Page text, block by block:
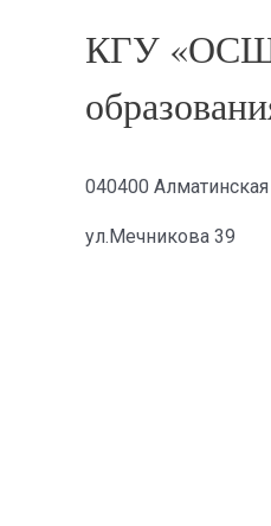
КГУ
040400
ул.Мечникова 39